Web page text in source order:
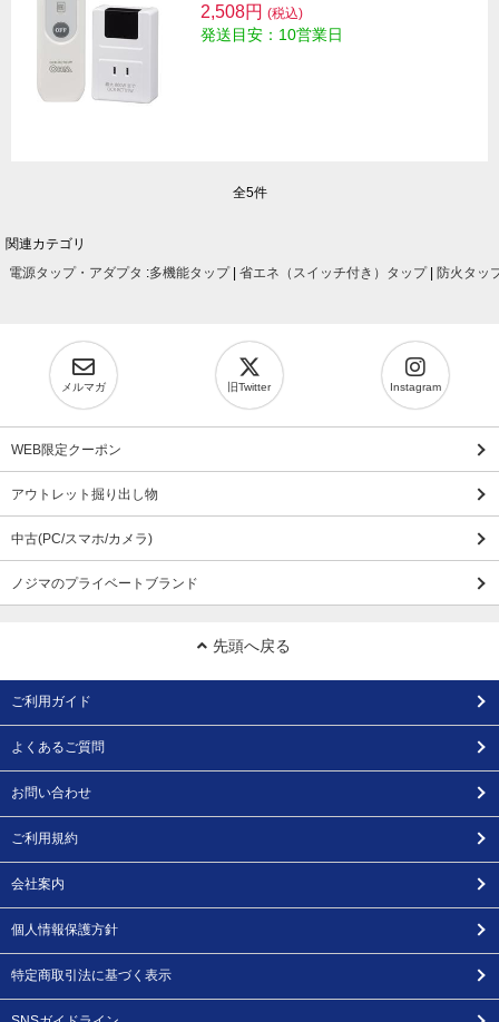
2,508円 (税込)
発送目安：10営業日
全5件
関連カテゴリ
電源タップ・アダプタ :多機能タップ| 省エネ（スイッチ付き）タップ| 防火タッ
メルマガ 旧Twitter Instagram
WEB限定クーポン
アウトレット掘り出し物
中古(PC/スマホ/カメラ)
ノジマのプライベートブランド
先頭へ戻る
ご利用ガイド
よくあるご質問
お問い合わせ
ご利用規約
会社案内
個人情報保護方針
特定商取引法に基づく表示